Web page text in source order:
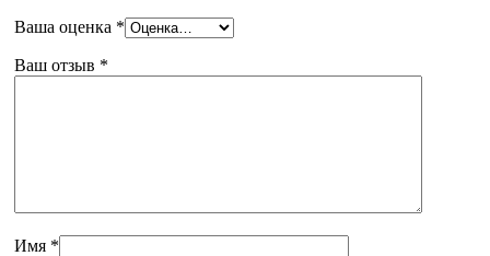
Ваша оценка *
Ваш отзыв *
Имя *